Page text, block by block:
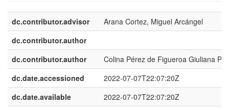
dc.contributor.advisor
Arana Cortez, Miguel Arcángel
dc.contributor.author
dc.contributor.author
Colina Pérez de Figueroa Giuliana
dc.date.accessioned
2022-07-07T22:07:20Z
dc.date.available
2022-07-07T22:07:20Z